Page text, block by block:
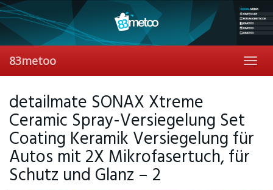
Skip
to
content
83metoo
detailmate SONAX Xtreme
Ceramic Spray-Versiegelung Set
Coating Keramik Versiegelung für
Autos mit 2X Mikrofasertuch, für
Schutz und Glanz – 2